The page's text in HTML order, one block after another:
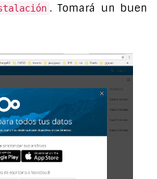
. Tomará un buen